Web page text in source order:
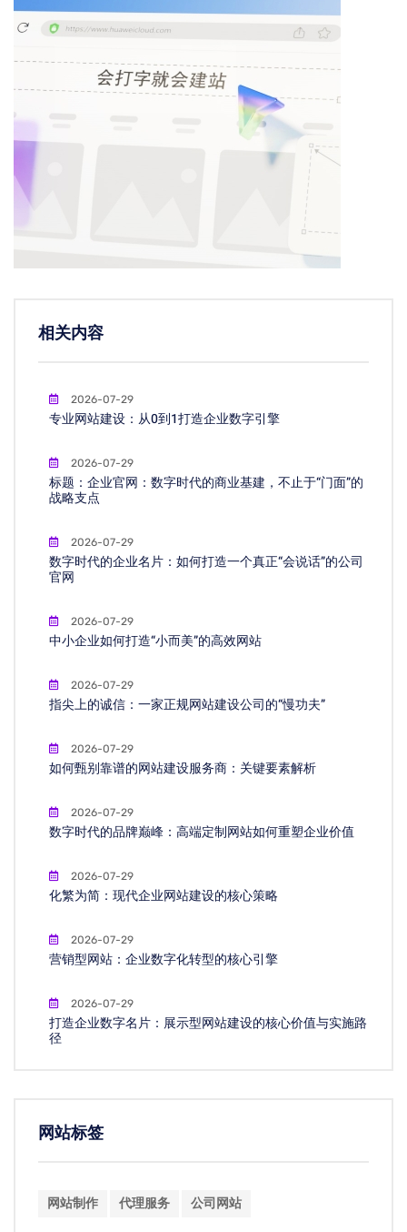
相关内容
2026-07-29
专业网站建设：从0到1打造企业数字引擎
2026-07-29
标题：企业官网：数字时代的商业基建，不止于“门面”的
战略支点
2026-07-29
数字时代的企业名片：如何打造一个真正“会说话”的公司
官网
2026-07-29
中小企业如何打造“小而美”的高效网站
2026-07-29
指尖上的诚信：一家正规网站建设公司的“慢功夫”
2026-07-29
如何甄别靠谱的网站建设服务商：关键要素解析
2026-07-29
数字时代的品牌巅峰：高端定制网站如何重塑企业价值
2026-07-29
化繁为简：现代企业网站建设的核心策略
2026-07-29
营销型网站：企业数字化转型的核心引擎
2026-07-29
打造企业数字名片：展示型网站建设的核心价值与实施路
径
网站标签
网站制作 代理服务 公司网站